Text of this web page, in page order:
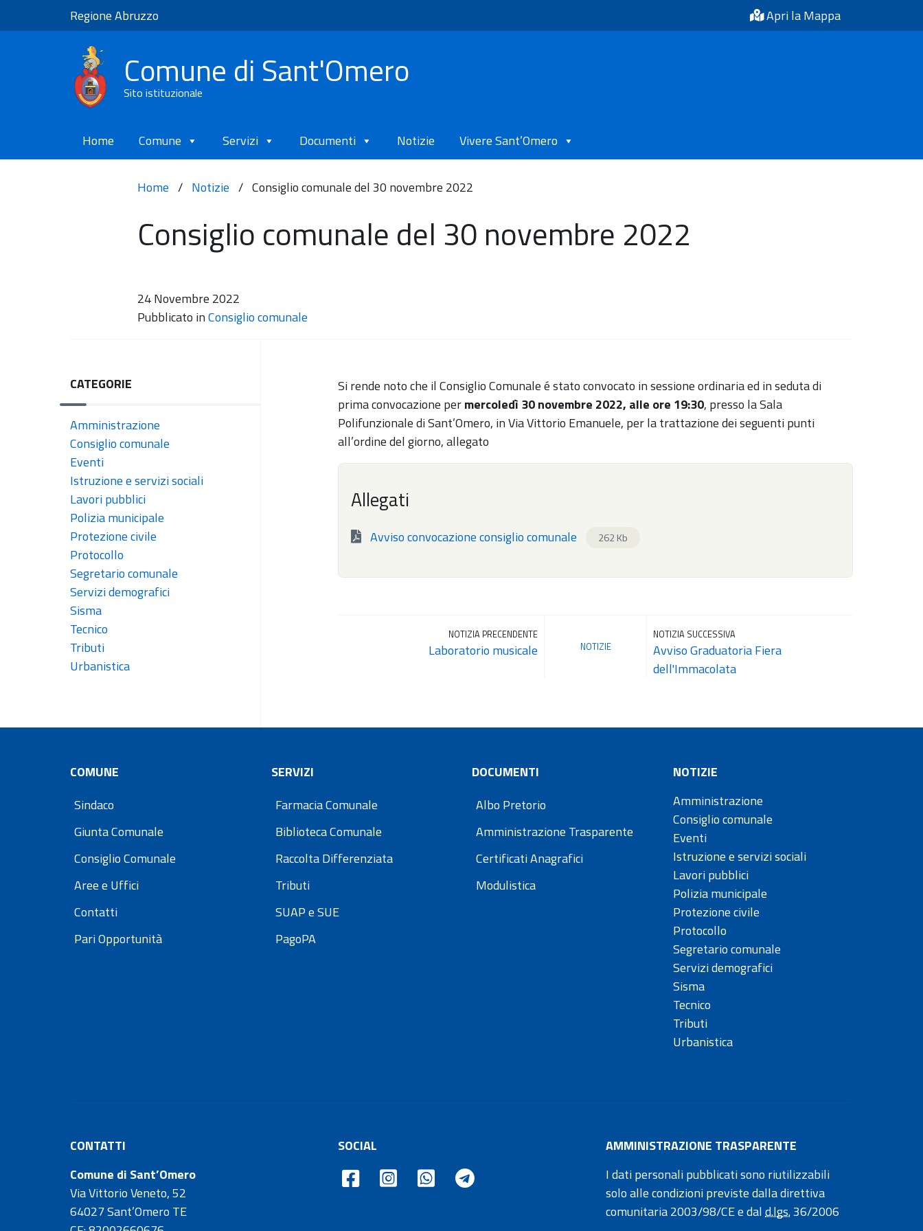
Regione Abruzzo Apri la Mappa
Comune di Sant'Omero
Sito istituzionale
Home Comune Servizi Documenti Notizie Vivere Sant’Omero
Home / Notizie / Consiglio comunale del 30 novembre 2022
Consiglio comunale del 30 novembre 2022
24 Novembre 2022
Pubblicato inConsiglio comunale
Si rende noto che il Consiglio Comunale é stato convocato in sessione ordinaria ed in seduta di
prima convocazione permercoledì 30 novembre 2022, alle ore 19:30, presso la Sala
Polifunzionale di Sant’Omero, in Via Vittorio Emanuele, per la trattazione dei seguenti punti
all’ordine del giorno, allegato
Allegati
Avviso convocazione consiglio comunale 262 Kb
NOTIZIA PRECENDENTE
Laboratorio musicale NOTIZIE
NOTIZIA SUCCESSIVA
Avviso Graduatoria Fiera
dell'Immacolata
CATEGORIE
Amministrazione
Consiglio comunale
Eventi
Istruzione e servizi sociali
Lavori pubblici
Polizia municipale
Protezione civile
Protocollo
Segretario comunale
Servizi demografici
Sisma
Tecnico
Tributi
Urbanistica
COMUNE
Sindaco
Giunta Comunale
Consiglio Comunale
Aree e Uffici
Contatti
Pari Opportunità
SERVIZI
Farmacia Comunale
Biblioteca Comunale
Raccolta Differenziata
Tributi
SUAP e SUE
PagoPA
DOCUMENTI
Albo Pretorio
Amministrazione Trasparente
Certificati Anagrafici
Modulistica
NOTIZIE
Amministrazione
Consiglio comunale
Eventi
Istruzione e servizi sociali
Lavori pubblici
Polizia municipale
Protezione civile
Protocollo
Segretario comunale
Servizi demografici
Sisma
Tecnico
Tributi
Urbanistica
CONTATTI
Comune di Sant’Omero
Via Vittorio Veneto, 52
64027 Sant’Omero TE
SOCIAL
AMMINISTRAZIONE TRASPARENTE
I dati personali pubblicati sono riutilizzabili
solo alle condizioni previste dalla direttiva
comunitaria 2003/98/CE e dald.lgs.36/2006